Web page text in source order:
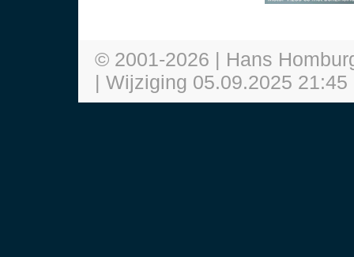
© 2001-2026 | Hans
| Wijziging 05.09.2025 21:45